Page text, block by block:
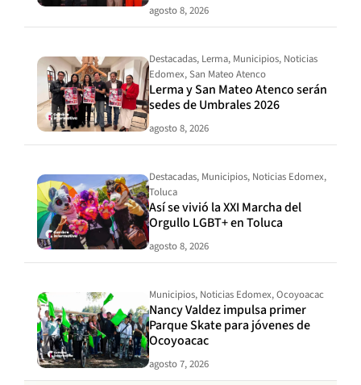
agosto 8, 2026
Destacadas, Lerma, Municipios, Noticias
Edomex,San Mateo Atenco
Lerma y San Mateo Atenco serán
sedes de Umbrales 2026
agosto 8, 2026
Destacadas, Municipios, Noticias Edomex,
Toluca
Así se vivió la XXI Marcha del
Orgullo LGBT+ en Toluca
agosto 8, 2026
Municipios, Noticias Edomex,Ocoyoacac
Nancy Valdez impulsa primer
Parque Skate para jóvenes de
Ocoyoacac
agosto 7, 2026